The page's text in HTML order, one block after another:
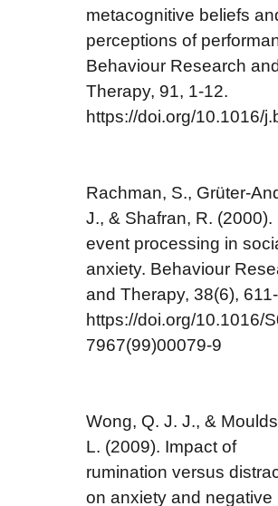
metacognitive beliefs
perceptions of
Behaviour Research and
Therapy, 91, 1-12.
https://doi.org/10.1016/
Rachman, S., Grüter-
J., & Shafran, R. (2000).
event processing in
anxiety. Behaviour
and Therapy, 38(6),
https://doi.org/10.1016/
7967(99)00079-9
Wong, Q. J. J., &
L. (2009). Impact of
rumination versus
on anxiety and negative